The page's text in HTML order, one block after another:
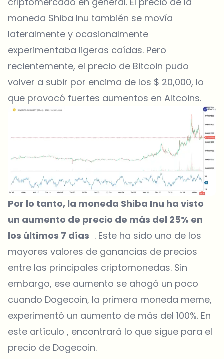
moneda Shiba Inu también se movía
lateralmente y ocasionalmente
experimentaba ligeras caídas. Pero
recientemente, el precio de Bitcoin pudo
volver a subir por encima de los $ 20,000, lo
que provocó fuertes aumentos en Altcoins.
Por lo tanto, la moneda Shiba Inu ha visto
un aumento de precio de más del 25% en
los últimos 7 días . Este ha sido uno de los
mayores valores de ganancias de precios
entre las principales criptomonedas. Sin
embargo, ese aumento se ahogó un poco
cuando Dogecoin, la primera moneda meme,
experimentó un aumento de más del 100%. En
este artículo , encontrará lo que sigue para el
precio de Dogecoin.